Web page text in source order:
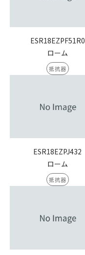
ESR18EZPF51R0
ローム
抵抗器
ESR18EZPJ432
ローム
抵抗器